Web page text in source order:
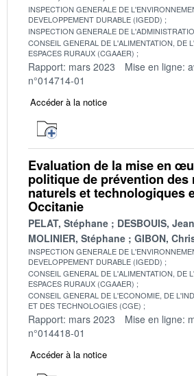
INSPECTION GENERALE DE
DEVELOPPEMENT DURABLE (IGEDD)
INSPECTION GENERALE DE
CONSEIL GENERAL DE L'ALIMENTATION, DE
ESPACES RURAUX (CGAAER)
Rapport: mars 2023 Mise en ligne:
n°014714-01
Accéder à la notice
Evaluation de la mise en
politique de prévention des
naturels et technologiques
Occitanie
PELAT, Stéphane
DESBOUIS,
MOLINIER, Stéphane
GIBON,
INSPECTION GENERALE DE
DEVELOPPEMENT DURABLE (IGEDD)
CONSEIL GENERAL DE L'ALIMENTATION, DE
ESPACES RURAUX (CGAAER)
CONSEIL GENERAL DE L'ECONOMIE, DE
ET DES TECHNOLOGIES (CGE)
Rapport: mars 2023 Mise en ligne:
n°014418-01
Accéder à la notice